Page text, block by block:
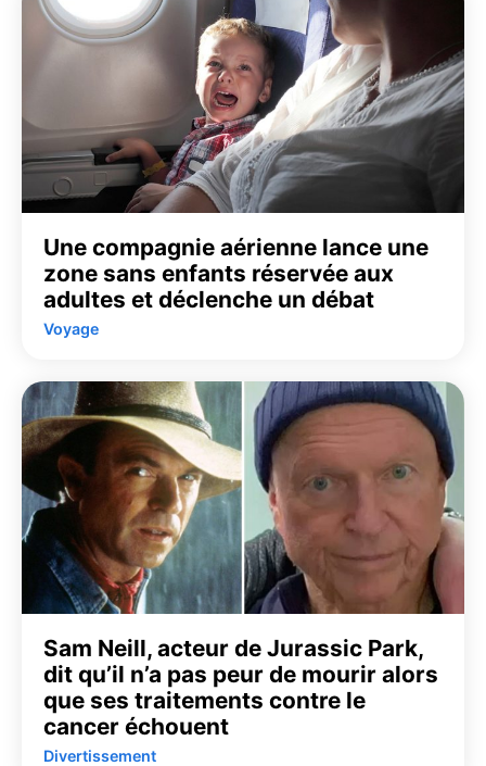
Une compagnie aérienne lance une
zone sans enfants réservée aux
adultes et déclenche un débat
Voyage
Sam Neill, acteur de Jurassic Park,
dit qu’il n’a pas peur de mourir alors
que ses traitements contre le
cancer échouent
Divertissement